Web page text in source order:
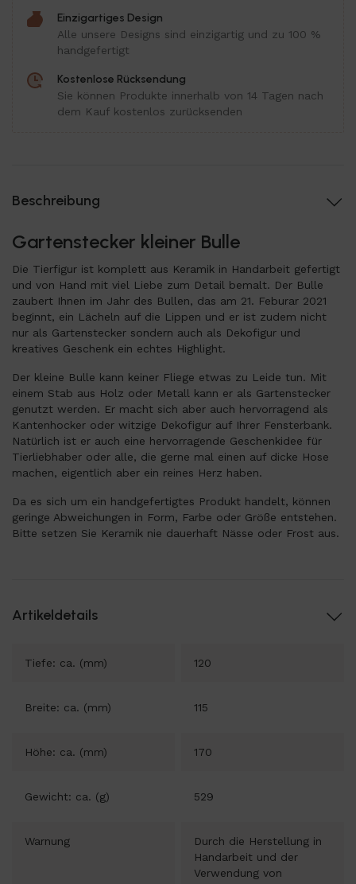
Einzigartiges Design
Alle unsere Designs sind einzigartig und zu 100 %
handgefertigt
Kostenlose Rücksendung
Sie können Produkte innerhalb von 14 Tagen nach
dem Kauf kostenlos zurücksenden
Beschreibung
Gartenstecker kleiner Bulle
Die Tierfigur ist komplett aus Keramik in Handarbeit gefertigt
und von Hand mit viel Liebe zum Detail bemalt. Der Bulle
zaubert Ihnen im Jahr des Bullen, das am 21. Feburar 2021
beginnt, ein Lächeln auf die Lippen und er ist zudem nicht
nur als Gartenstecker sondern auch als Dekofigur und
kreatives Geschenk ein echtes Highlight.
Der kleine Bulle kann keiner Fliege etwas zu Leide tun. Mit
einem Stab aus Holz oder Metall kann er als Gartenstecker
genutzt werden. Er macht sich aber auch hervorragend als
Kantenhocker oder witzige Dekofigur auf Ihrer Fensterbank.
Natürlich ist er auch eine hervorragende Geschenkidee für
Tierliebhaber oder alle, die gerne mal einen auf dicke Hose
machen, eigentlich aber ein reines Herz haben.
Da es sich um ein handgefertigtes Produkt handelt, können
geringe Abweichungen in Form, Farbe oder Größe entstehen.
Bitte setzen Sie Keramik nie dauerhaft Nässe oder Frost aus.
Artikeldetails
Tiefe: ca. (mm) 120
Breite: ca. (mm) 115
Höhe: ca. (mm) 170
Gewicht: ca. (g) 529
Warnung
Durch die Herstellung in
Handarbeit und der
Verwendung von